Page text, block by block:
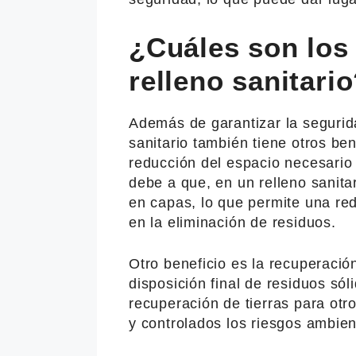
¿Cuáles son
relleno
Además de garantizar la
sanitario también tiene otros
reducción del espacio
debe a que, en un relleno
en capas, lo que permite una
en la eliminación de residuos.
Otro beneficio es la
disposición final de residuos
recuperación de tierras para
y controlados los riesgos